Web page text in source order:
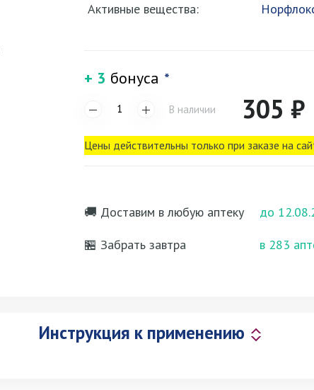
Активные вещества:
+ 3 бонуса *
В наличии 305 ₽
Цены действительны только при заказе на
🚚 Доставим в любую аптеку
до
🏪 Забрать завтра
в 283
Инструкция к применению